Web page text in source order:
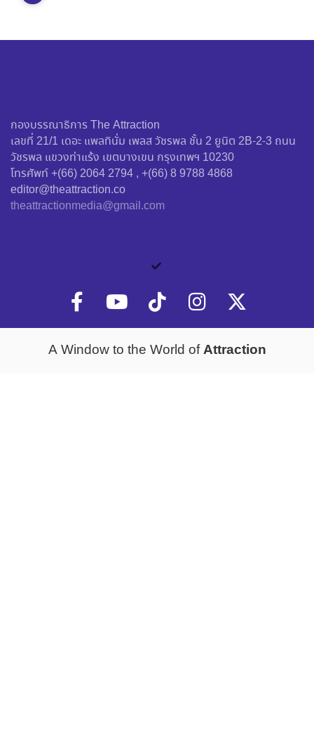
กองบรรณาธิการ The Attraction
เลขที่ 21/1 เดอะ แพลทินั่ม เพลส วัชรพล ชั้น 2 ยูนิต 2B-2-3 ถนน
วัชรพล แขวงท่าแร้ง เขตบางเขน กรุงเทพฯ 10230
โทรศัพท์ +(66) 2064 2794 , +(66) 8 9788 4868
editor@theattraction.co
theattractionmedia@gmail.com
A Window to the World ofAttraction